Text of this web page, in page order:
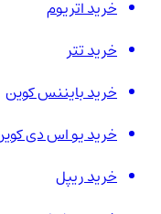
خرید اتریوم
خرید تتر
خرید بایننس کوین
خرید یو اس دی کوین
خرید ریپل